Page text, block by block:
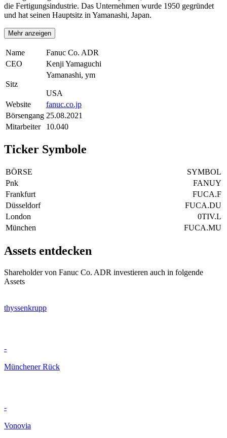
die Fertigungsindustrie. Das Unternehmen wurde 1950 gegründet
und hat seinen Hauptsitz in Yamanashi, Japan.
Mehr anzeigen
Name
Fanuc Co. ADR
CEO
Kenji Yamaguchi
Sitz
Yamanashi, ym
USA
Website
fanuc.co.jp
Börsengang 25.08.2021
Mitarbeiter
10.040
Ticker Symbole
BÖRSE
SYMBOL
Pnk
FANUY
Frankfurt
FUCA.F
Düsseldorf
FUCA.DU
London
0TIV.L
München
FUCA.MU
Assets entdecken
Shareholder von Fanuc Co. ADR investieren auch in folgende
Assets
thyssenkrupp
-
Münchener Rück
-
Vonovia